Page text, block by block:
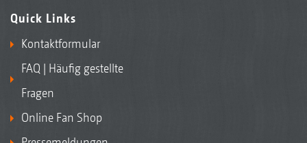
Quick Links
Kontaktformular
FAQ | Häufig gestellte
Fragen
Online Fan Shop